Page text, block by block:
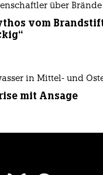
über Brände
vom
in Mittel- und
mit Ansage